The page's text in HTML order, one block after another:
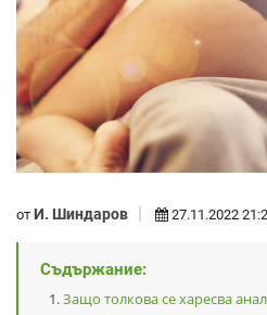
от И. Шиндаров 27.11.2022
Съдържание:
Защо толкова се харесва